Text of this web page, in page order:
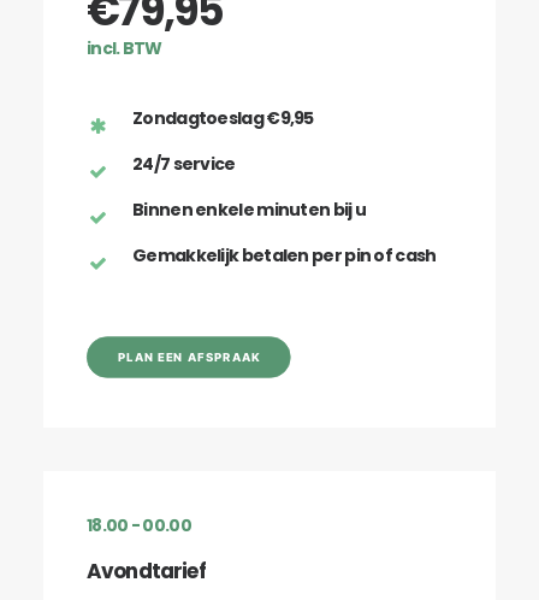
incl. BTW
Zondagtoeslag €9,95
24/7 service
Binnen enkele minuten bij u
Gemakkelijk betalen per pin of cash
PLAN EEN AFSPRAAK
18.00 - 00.00
Avondtarief